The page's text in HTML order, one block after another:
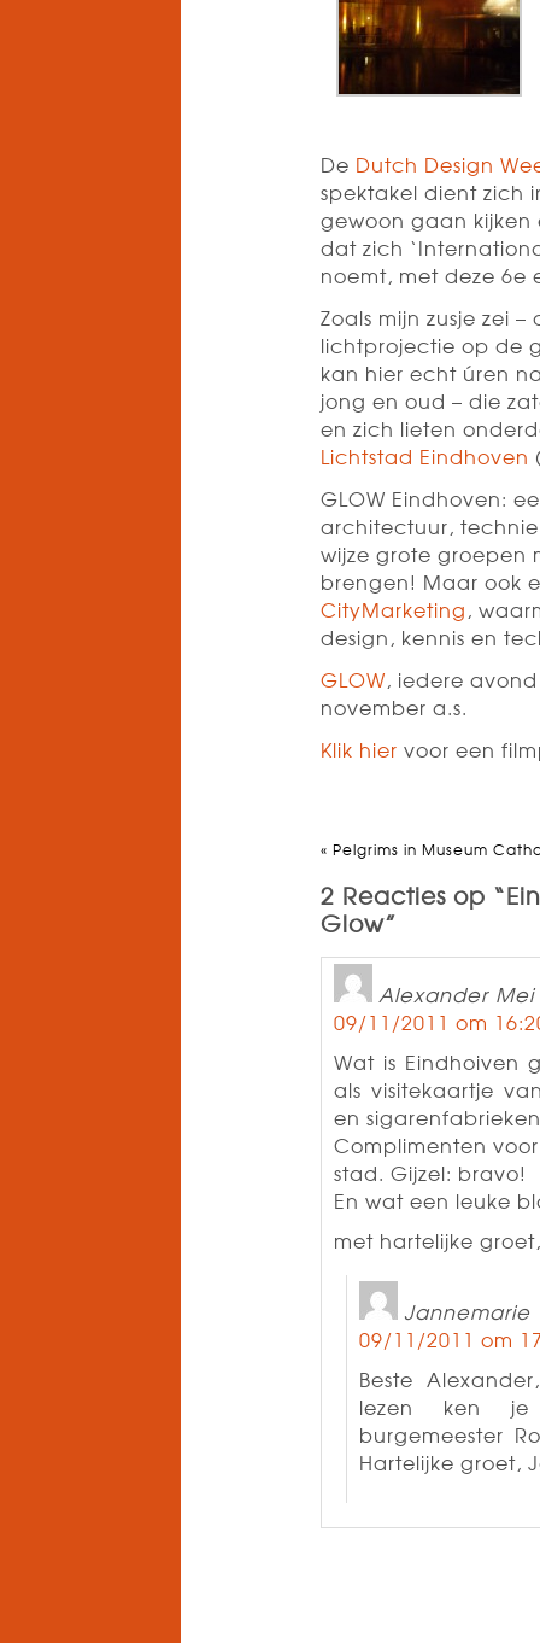
De Dutch Design
spektakel dient zich
gewoon gaan kijken
dat zich
noemt, met deze 6e
Zoals mijn zusje zei
lichtprojectie op de
kan hier echt úren
jong en oud – die
en zich lieten
Lichtstad Eindhoven
GLOW Eindhoven:
architectuur,
wijze grote groepen
brengen! Maar ook
CityMarketing ,
design, kennis en
GLOW, iedere
november a.s.
Klik hier voor een
« Pelgrims in Museum
2 Reacties op
Glow”
Alexander Mei
09/11/2011 om
Wat is Eindhoiven
als visitekaartje
en
Complimenten
stad. Gijzel: bravo!
En wat een leuke
met hartelijke
Jannemarie
09/11/2011 om
Beste
lezen ken je
burgemeester
Hartelijke groet,